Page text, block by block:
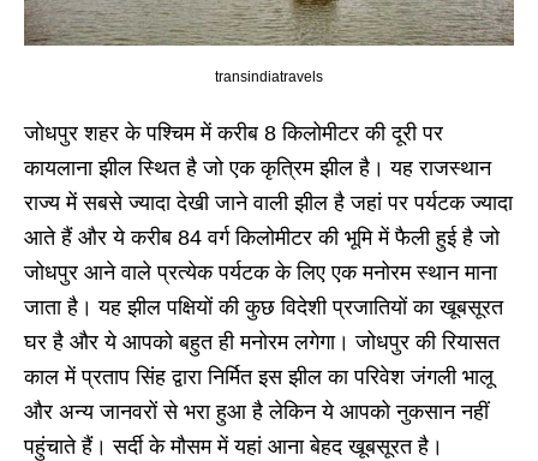
transindiatravels
जोधपुर शहर के पश्चिम में करीब 8 किलोमीटर की दूरी पर
कायलाना झील स्थित है जो एक कृत्रिम झील है। यह राजस्थान
राज्य में सबसे ज्यादा देखी जाने वाली झील है जहां पर पर्यटक ज्यादा
आते हैं और ये करीब 84 वर्ग किलोमीटर की भूमि में फैली हुई है जो
जोधपुर आने वाले प्रत्येक पर्यटक के लिए एक मनोरम स्थान माना
जाता है। यह झील पक्षियों की कुछ विदेशी प्रजातियों का खूबसूरत
घर है और ये आपको बहुत ही मनोरम लगेगा। जोधपुर की रियासत
काल में प्रताप सिंह द्वारा निर्मित इस झील का परिवेश जंगली भालू
और अन्य जानवरों से भरा हुआ है लेकिन ये आपको नुकसान नहीं
पहुंचाते हैं। सर्दी के मौसम में यहां आना बेहद खूबसूरत है।